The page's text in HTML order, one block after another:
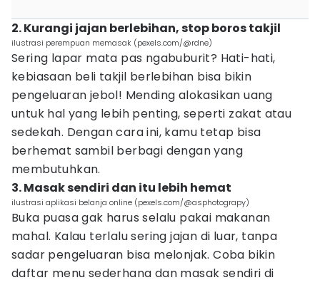
2. Kurangi jajan berlebihan, stop boros takjil
ilustrasi perempuan memasak (pexels.com/@rdne)
Sering lapar mata pas ngabuburit? Hati-hati,
kebiasaan beli takjil berlebihan bisa bikin
pengeluaran jebol! Mending alokasikan uang
untuk hal yang lebih penting, seperti zakat atau
sedekah. Dengan cara ini, kamu tetap bisa
berhemat sambil berbagi dengan yang
membutuhkan.
3. Masak sendiri dan itu lebih hemat
ilustrasi aplikasi belanja online (pexels.com/@asphotograpy)
Buka puasa gak harus selalu pakai makanan
mahal. Kalau terlalu sering jajan di luar, tanpa
sadar pengeluaran bisa melonjak. Coba bikin
daftar menu sederhana dan masak sendiri di